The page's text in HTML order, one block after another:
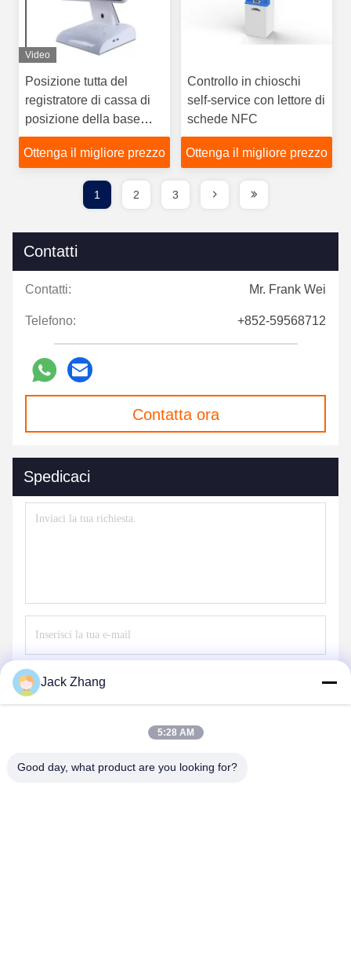
Video
Posizione tutta del
registratore di cassa di
posizione della base
della lega di alluminio in
un computer dello
Ottenga il migliore prezzo
Controllo in chioschi
self-service con lettore di
schede NFC
Ottenga il migliore prezzo
1 2 3
Contatti
Contatti: Mr. Frank Wei
Telefono: +852-59568712
Contatta ora
Spedicaci
Jack Zhang
5:28 AM
Good day, what product are you looking for?